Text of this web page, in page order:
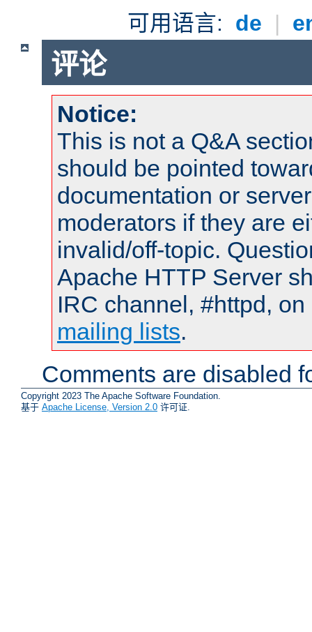
可用语言: de |
评论
Notice:
This is not a Q&A
should be pointed
documentation or
moderators if they are
invalid/off-topic.
Apache HTTP Server
IRC channel, #httpd,
mailing lists.
Comments are disabled
Copyright 2023 The Apache Software Foundation.
基于 Apache License, Version 2.0 许可证.